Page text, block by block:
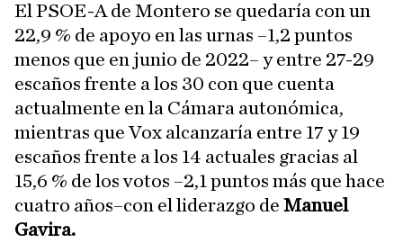
El PSOE-A de Montero se quedaría con un
22,9 % de apoyo en las urnas –1,2 puntos
menos que en junio de 2022– y entre 27-29
escaños frente a los 30 con que cuenta
actualmente en la Cámara autonómica,
mientras que Vox alcanzaría entre 17 y 19
escaños frente a los 14 actuales gracias al
15,6 % de los votos –2,1 puntos más que hace
cuatro años–con el liderazgo de Manuel
Gavira.